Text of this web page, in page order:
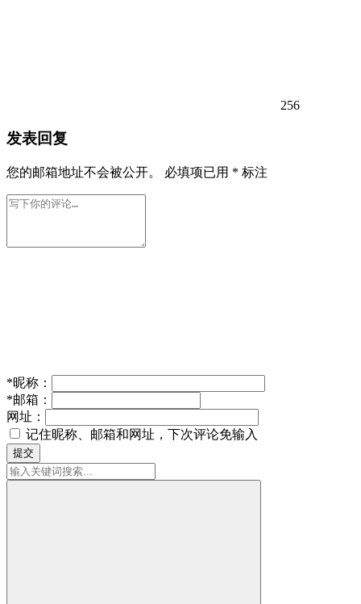
256
发表回复
您的邮箱地址不会被公开。 必填项已用 * 标注
*昵称：
*邮箱：
网址：
记住昵称、邮箱和网址，下次评论免输入
提交